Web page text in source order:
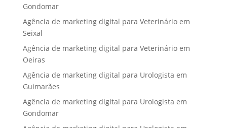
Gondomar
Agência de marketing digital para Veterinário em
Seixal
Agência de marketing digital para Veterinário em
Oeiras
Agência de marketing digital para Urologista em
Guimarães
Agência de marketing digital para Urologista em
Gondomar